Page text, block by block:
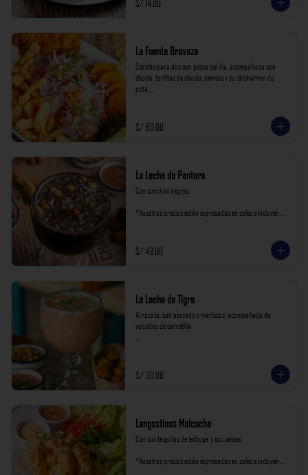
S/ 14.00
La Fuente Bravaza
Cebiche para dos con pesca del dia, acompañado con
choclo, tortitas de choclo, camote y su chicharron de
pota.
impuestos de ley y recargo al consumo.
S/ 60.00
La Leche de Pantera
Con conchas negras.
*Nuestros precios están expresados en soles e incluyen
S/ 43.00
La Leche de Tigre
Al rocoto, con pescado y mariscos, acompañado de
yuquitas de carretilla
S/ 39.00
Langostinos Melcocha
Con sus taquitos de lechuga y sus salsas
*Nuestros precios están expresados en soles e incluyen